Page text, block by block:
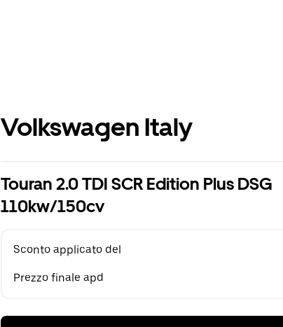
Volkswagen Italy
Touran 2.0 TDI SCR Edition Plus DSG
110kw/150cv
Sconto applicato del
Prezzo finale apd